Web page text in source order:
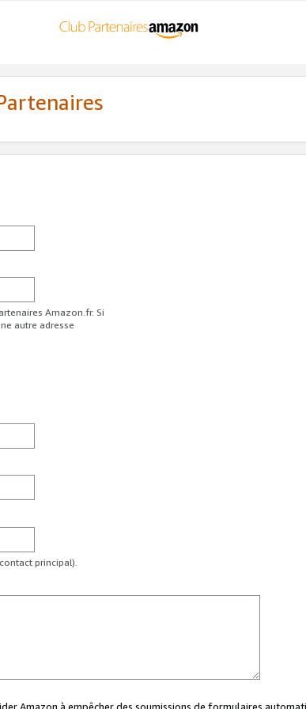
Amazon.fr. Si
autre adresse
principal).